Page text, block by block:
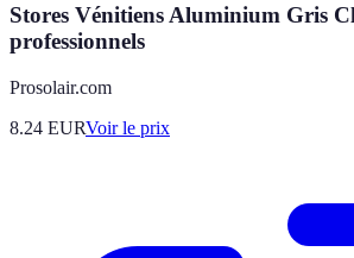
Stores Vénitiens Aluminium Gris
professionnels
Prosolair.com
8.24 EURVoir le prix